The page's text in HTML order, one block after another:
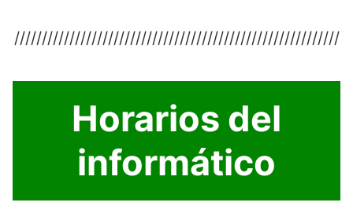
///////////////////////////////////////////////////////////
Horarios del
informático